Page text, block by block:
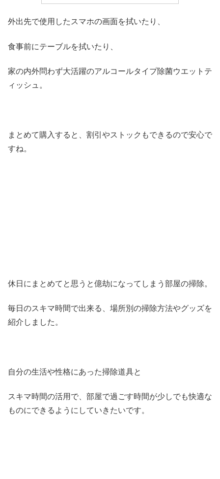
外出先で使用したスマホの画面を拭いたり、
食事前にテーブルを拭いたり、
家の内外問わず大活躍のアルコールタイプ除菌ウエットテ
ィッシュ。
まとめて購入すると、割引やストックもできるので安心で
すね。
休日にまとめてと思うと億劫になってしまう部屋の掃除。
毎日のスキマ時間で出来る、場所別の掃除方法やグッズを
紹介しました。
自分の生活や性格にあった掃除道具と
スキマ時間の活用で、部屋で過ごす時間が少しでも快適な
ものにできるようにしていきたいです。